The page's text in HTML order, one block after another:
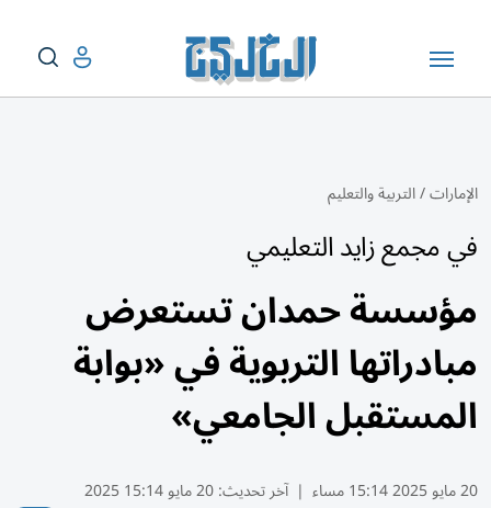
الإمارات/التربية والتعليم
في مجمع زايد التعليمي
مؤسسة حمدان تستعرض
مبادراتها التربوية في «بوابة
المستقبل الجامعي»
20 مايو 2025 15:14 مساء | آخر تحديث:20 مايو 15:14 2025